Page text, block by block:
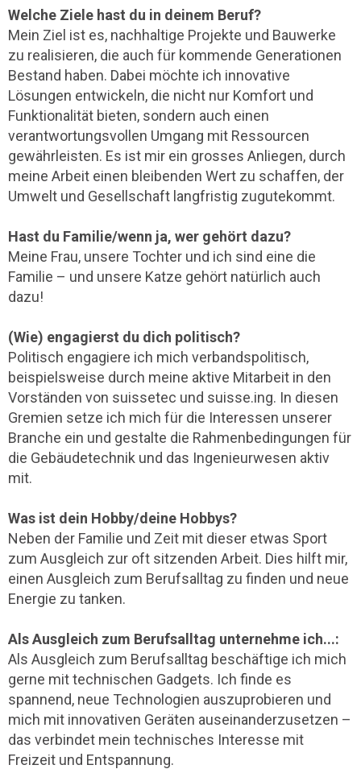
Welche Ziele hast du in deinem Beruf?
Mein Ziel ist es, nachhaltige Projekte und Bauwerke
zu realisieren, die auch für kommende Generationen
Bestand haben. Dabei möchte ich innovative
Lösungen entwickeln, die nicht nur Komfort und
Funktionalität bieten, sondern auch einen
verantwortungsvollen Umgang mit Ressourcen
gewährleisten. Es ist mir ein grosses Anliegen, durch
meine Arbeit einen bleibenden Wert zu schaffen, der
Umwelt und Gesellschaft langfristig zugutekommt.
Hast du Familie/wenn ja, wer gehört dazu?
Meine Frau, unsere Tochter und ich sind eine die
Familie – und unsere Katze gehört natürlich auch
dazu!
(Wie) engagierst du dich politisch?
Politisch engagiere ich mich verbandspolitisch,
beispielsweise durch meine aktive Mitarbeit in den
Vorständen von suissetec und suisse.ing. In diesen
Gremien setze ich mich für die Interessen unserer
Branche ein und gestalte die Rahmenbedingungen für
die Gebäudetechnik und das Ingenieurwesen aktiv
mit.
Was ist dein Hobby/deine Hobbys?
Neben der Familie und Zeit mit dieser etwas Sport
zum Ausgleich zur oft sitzenden Arbeit. Dies hilft mir,
einen Ausgleich zum Berufsalltag zu finden und neue
Energie zu tanken.
Als Ausgleich zum Berufsalltag unternehme ich...:
Als Ausgleich zum Berufsalltag beschäftige ich mich
gerne mit technischen Gadgets. Ich finde es
spannend, neue Technologien auszuprobieren und
mich mit innovativen Geräten auseinanderzusetzen –
das verbindet mein technisches Interesse mit
Freizeit und Entspannung.